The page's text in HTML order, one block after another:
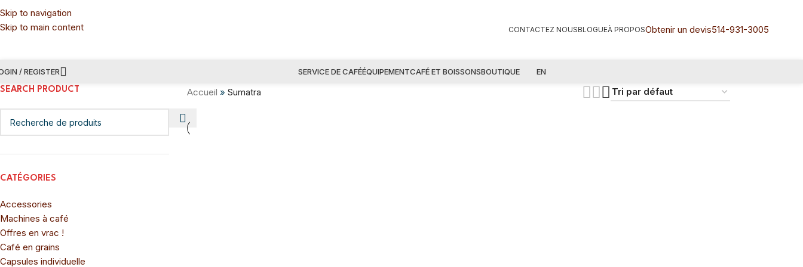
Skip to navigation
Skip to main content
CONTACTEZ NOUSBLOGUEÀ PROPOSObtenir un devis514-931-3005
/ REGISTER SERVICE DE CAFÉÉQUIPEMENTCAFÉ ET BOISSONSBOUTIQUE EN
SEARCH PRODUCT
CATÉGORIES
Accessories
Machines à café
Offres en vrac !
Café en grains
Capsules individuelle
Accueil » Sumatra